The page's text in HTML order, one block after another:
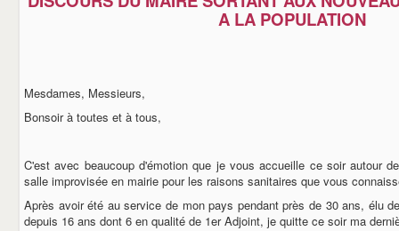
A LA POPULATION
Mesdames, Messieurs,
Bonsoir à toutes et à tous,
C'est avec beaucoup d'émotion que je vous accueille ce soir autour
salle improvisée en mairie pour les raisons sanitaires que vous
Après avoir été au service de mon pays pendant près de 30 ans, élu
depuis 16 ans dont 6 en qualité de 1er Adjoint, je quitte ce soir ma